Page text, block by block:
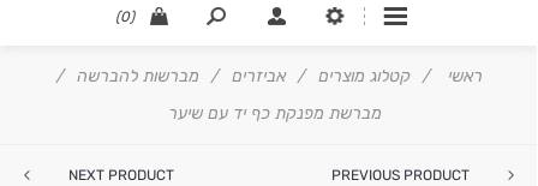
(0)
ראשי / קטלוג מוצרים / אביזרים / מברשות להברשה /
מברשת מפנקת כף יד עם שיער
PREVIOUS PRODUCT
NEXT PRODUCT